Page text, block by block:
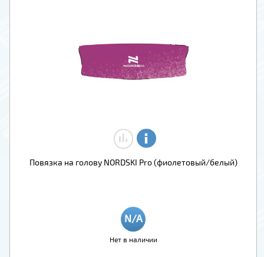
Повязка на голову NORDSKI Pro (фиолетовый/белый)
Нет в наличии